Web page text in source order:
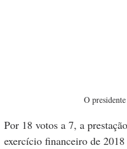
O
Por 18 votos a 7, a
exercício financeiro de